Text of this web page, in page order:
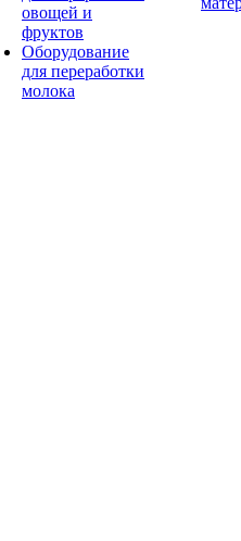
овощей и
фруктов
Оборудование
для переработки
молока